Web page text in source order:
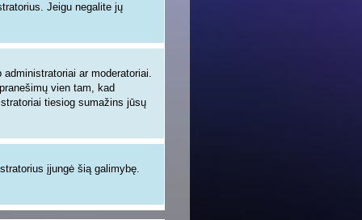
Jeigu negalite jų
ar moderatoriai.
vien tam, kad
tiesiog sumažins jūsų
įjungė šią galimybę.